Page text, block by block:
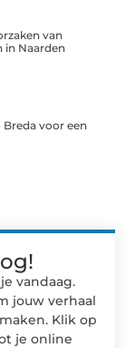
van
in Naarden
Breda voor een
vandaag.
jouw verhaal
Klik op
je online